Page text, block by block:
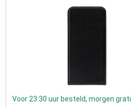
Voor 23:30 uur besteld, morgen